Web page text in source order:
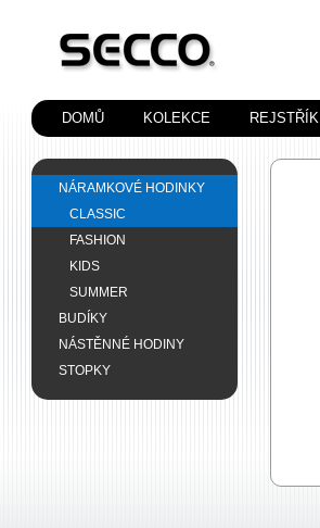
DOMŮ KOLEKCE REJSTŘÍK
NÁRAMKOVÉ HODINKY
CLASSIC
FASHION
KIDS
SUMMER
BUDÍKY
NÁSTĚNNÉ HODINY
STOPKY